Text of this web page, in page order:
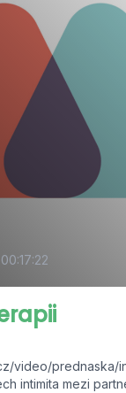
00:17:22
video/prednaska/
intimita mezi